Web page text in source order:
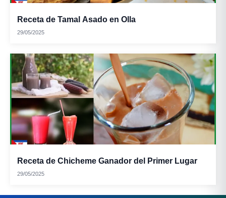
Receta de Tamal Asado en Olla
29/05/2025
Receta de Chicheme Ganador del Primer Lugar
29/05/2025